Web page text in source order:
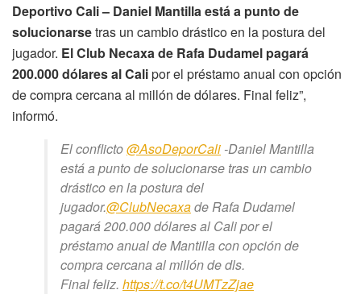
Deportivo Cali – Daniel Mantilla está a punto de
solucionarsetras un cambio drástico en la postura del
jugador. El Club Necaxa de Rafa Dudamel pagará
200.000 dólares al Calipor el préstamo anual con opción
de compra cercana al millón de dólares. Final feliz”,
informó.
El conflicto@AsoDeporCali -Daniel Mantilla
está a punto de solucionarse tras un cambio
drástico en la postura del
jugador.@ClubNecaxade Rafa Dudamel
pagará 200.000 dólares al Cali por el
préstamo anual de Mantilla con opción de
compra cercana al millón de dls.
Final feliz. https://t.co/t4UMTzZjae